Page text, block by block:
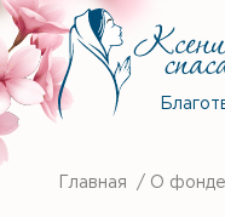
Главная / О фонде